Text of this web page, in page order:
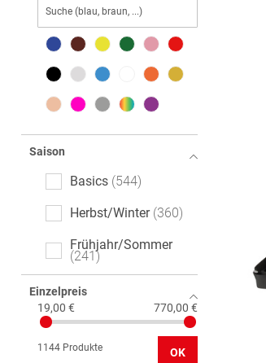
COCCINELLE 11
CODELLO
EASTPAK
HUGO
Hey Kyla
JOOP! 94
JOOP! JEANS 51
Saison
Basics 544
Herbst/Winter 360
Frühjahr/Sommer
241
Einzelpreis
19,00 €
770,00 €
1144 Produkte OK